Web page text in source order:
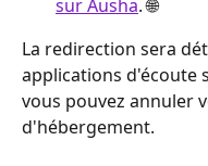
sur Ausha. 🌐
La redirection sera
applications d'écoute
vous pouvez annuler
d'hébergement.